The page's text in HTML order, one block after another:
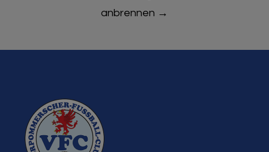
anbrennen →